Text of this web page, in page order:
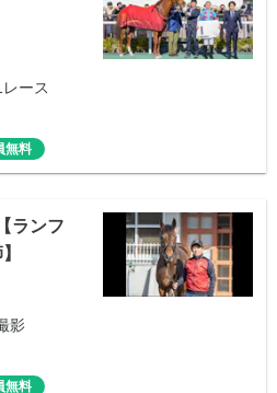
ース
無料
ランフ
影
無料